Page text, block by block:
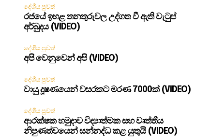
දේශීය පුවත්
රජයේ ඉහළ තනතුරුවල උද්ගත වී ඇති වැටුප්
අර්බුදය (VIDEO)
දේශීය පුවත්
අපි වෙනුවෙන් අපි (VIDEO)
දේශීය පුවත්
වායු දූෂණයෙන් වසරකට මරණ 7000ක් (VIDEO)
දේශීය පුවත්
ආරක්ෂක හමුදාව විද්‍යාත්මක සහ වෘත්තීය
නිපුණත්වයෙන් සන්නද්ධ කළ යුතුයි (VIDEO)